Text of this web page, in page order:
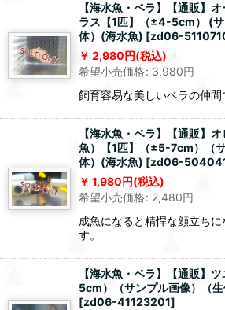
【海水魚・ベラ】【通販】
ラス【1匹】（±4-5cm） (
体）(海水魚) [zd06-
2,980円(税込)
希望小売価格: 3,980円
飼育容易な美しいベラの仲間
【海水魚・ベラ】【通販】
魚）【1匹】（±5-7cm）（
体）(海水魚) [zd06-
1,980円(税込)
希望小売価格: 2,480円
成魚になると精悍な顔立ち
す。
【海水魚・ベラ】【通販】
5cm）（サンプル画像）（
[zd06-41123201]